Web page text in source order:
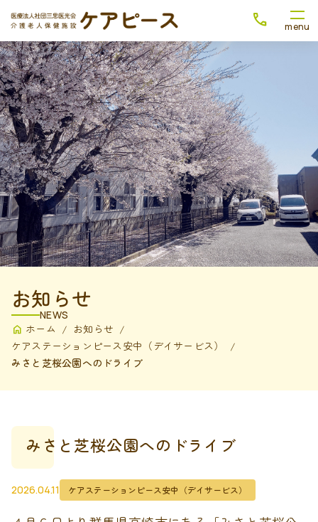
お知らせ
NEWS
ホーム
お知らせ
ケアステーションピース安中（デイサービス）
みさと芝桜公園へのドライブ
みさと芝桜公園へのドライブ
2026.04.11 ケアステーションピース安中（デイサービス）